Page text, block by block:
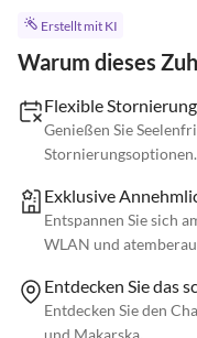
Erstellt mit KI
Warum dieses
Flexible
Genießen Sie
Stornierungsoptionen.
Exklusive
Entspannen Sie sich
WLAN und
Entdecken Sie das
Entdecken Sie den